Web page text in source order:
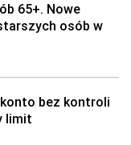
65+. Nowe
osób w
bez kontroli
limit